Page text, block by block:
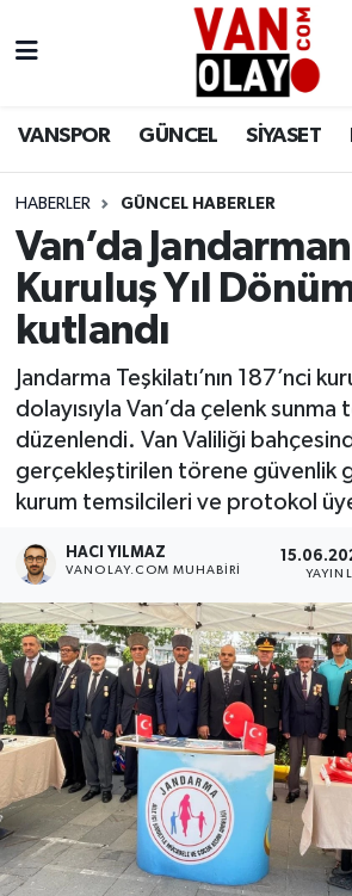
VANSPOR GÜNCEL SİYASET
HABERLER GÜNCEL HABERLER
Van’da
Kuruluş Yıl
kutlandı
Jandarma Teşkilatı’nın 187’nci
dolayısıyla Van’da çelenk sunma
düzenlendi. Van Valiliği
gerçekleştirilen törene güvenlik
kurum temsilcileri ve protokol
HACI YILMAZ
VANOLAY.COM MUHABIRI
Siyaset
Ekonomi
Sağlık
Dünya
RESMİ İLANLAR
Van Nöbetçi Eczaneler
Van Namaz Vakitleri
Van Trafik Yoğunluk Haritası
Süper Lig Puan Durumu ve
Tüm Manşetler
Son Dakika Haberleri
Haber Arşivi